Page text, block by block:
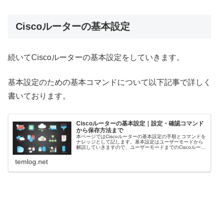
Ciscoルーターの基本設定
続いてCiscoルーターの基本設定をしていきます。
基本設定のための基本コマンドについて以下記事で詳しく
書いております。
Ciscoルーターの基本設定｜設定・確認コマンド
から保存方法まで
本ページではCiscoルーターの基本設定の手順とコマンドを
ナレッジとして記します。基本設定はユーザーモードから
解説していきますので、ユーザーモードまでのCiscoルータ
temlog.net